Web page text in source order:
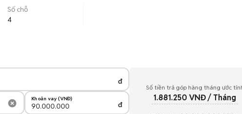
Số chỗ
4
đ
Khoản vay (VNĐ)
đ
Số tiền trả góp hàng tháng ước
1.881.250 VNĐ / Tháng